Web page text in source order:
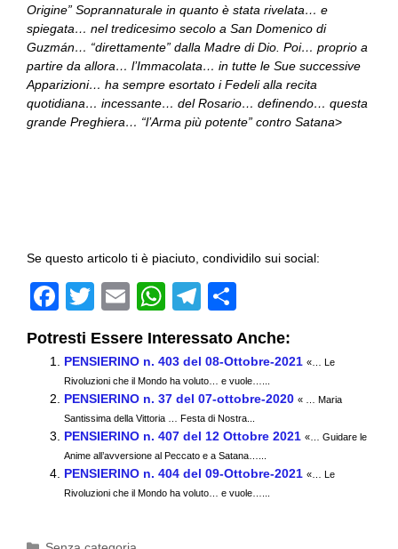
Origine” Soprannaturale in quanto è stata rivelata… e
spiegata… nel tredicesimo secolo a San Domenico di
Guzmán… “direttamente” dalla Madre di Dio. Poi… proprio a
partire da allora… l’Immacolata… in tutte le Sue successive
Apparizioni… ha sempre esortato i Fedeli alla recita
quotidiana… incessante… del Rosario… definendo… questa
grande Preghiera… “l’Arma più potente” contro Satana>
Se questo articolo ti è piaciuto, condividilo sui social:
F
c
e
b
o
o
k
T
wi
tt
er
E
m
ail
W
at
s
A
p
p
T
el
e
gr
a
m
o
n
di
vi
di
Potresti Essere Interessato Anche:
PENSIERINO n. 403 del 08-Ottobre-2021 «… Le
Rivoluzioni che il Mondo ha voluto… e vuole…...
PENSIERINO n. 37 del 07-ottobre-2020 « … Maria
Santissima della Vittoria … Festa di Nostra...
PENSIERINO n. 407 del 12 Ottobre 2021 «… Guidare le
Anime all’avversione al Peccato e a Satana…...
PENSIERINO n. 404 del 09-Ottobre-2021 «… Le
Rivoluzioni che il Mondo ha voluto… e vuole…...
Categorie